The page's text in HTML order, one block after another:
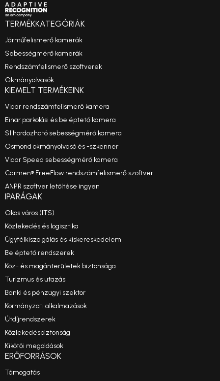
TERMÉKKATEGÓRIÁK
Járműfelismerő kamerák
Sebességmérő kamerák
Rendszámfelismerő szoftverek
Okmányolvasók
KIEMELT TERMÉKEINK
Vidar rendszámfelismerő kamera
Einar parkolási és beléptető kamera
S1 hordozható sebességmérő kamera
Osmond okmányolvasó és -szkenner
Vidar Speed sebességmérő kamera
Carmen® FreeFlow rendszámfelismerő szoftver
ANPR szoftver letöltése ingyen
IPARÁGAK
Okos város (ITS)
Közlekedés és logisztika
Ügyfélkiszolgálás és kiskereskedelem
Beléptető rendszerek
Köz- és magánterületek biztonsága
Turizmus és utazás
Banki és pénzügyi szektor
Kormányzati alkalmazások
Útdíjrendszerek
Közlekedésbiztonság
Kikötői megoldások
ERŐFORRÁSOK
Támogatás